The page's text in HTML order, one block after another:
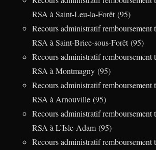
RSA à Saint-Leu-la-Forêt (95)
Recours administratif remboursement
RSA à Saint-Brice-sous-Forêt (95)
Recours administratif remboursement
RSA à Montmagny (95)
Recours administratif remboursement
RSA à Arnouville (95)
Recours administratif remboursement
RSA à L’Isle-Adam (95)
Recours administratif remboursement